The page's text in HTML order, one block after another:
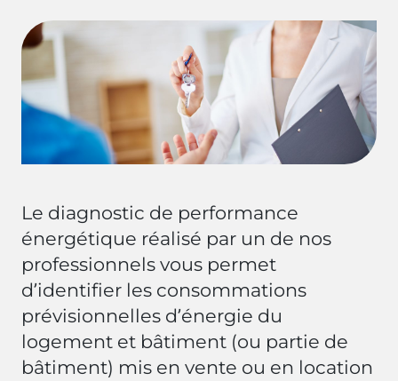
Le diagnostic de performance
énergétique réalisé par un de nos
professionnels vous permet
d’identifier les consommations
prévisionnelles d’énergie du
logement et bâtiment (ou partie de
bâtiment) mis en vente ou en location